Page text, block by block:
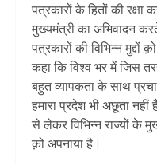
पत्रकारों के हितों की
मुख्यमंत्री का अभिवादन
पत्रकारों की विभिन्न मुद्दों
कहा कि विश्व भर में जिस
बहुत व्यापकता के साथ
हमारा प्रदेश भी अछूता नहीं
से लेकर विभिन्न राज्यों के
क़ो अपनाया है।